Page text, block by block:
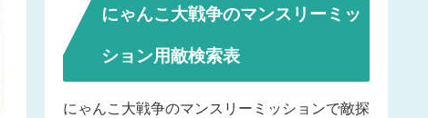
にゃんこ大戦争のマンスリーミッ
ション用敵検索表
にゃんこ大戦争のマンスリーミッションで敵探